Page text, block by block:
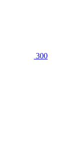
300